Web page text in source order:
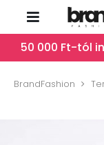
50 000 Ft-tól
BrandFashion